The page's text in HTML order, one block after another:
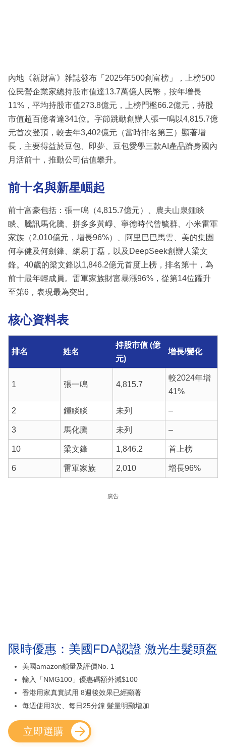
內地《新財富》雜誌發布「2025年500創富榜」，上榜500
位民營企業家總持股市值達13.7萬億人民幣，按年增長
11%，平均持股市值273.8億元，上榜門檻66.2億元，持股
市值超百億者達341位。字節跳動創辦人張一鳴以4,815.7億
元首次登頂，較去年3,402億元（當時排名第三）顯著增
長，主要得益於豆包、即夢、豆包愛學三款AI產品躋身國內
月活前十，推動公司估值攀升。
前十名與新星崛起
前十富豪包括：張一鳴（4,815.7億元）、農夫山泉鍾睒
睒、騰訊馬化騰、拼多多黃崢、寧德時代曾毓群、小米雷軍
家族（2,010億元，增長96%）、阿里巴巴馬雲、美的集團
何享健及何劍鋒、網易丁磊，以及DeepSeek創辦人梁文
鋒。40歲的梁文鋒以1,846.2億元首度上榜，排名第十，為
前十最年輕成員。雷軍家族財富暴漲96%，從第14位躍升
至第6，表現最為突出。
核心資料表
排名 姓名
持股市值 (億
元)
增長/變化
1 張一鳴 4,815.7
較2024年增
41%
2 鍾睒睒 未列 –
3 馬化騰 未列 –
10 梁文鋒 1,846.2 首上榜
6 雷軍家族 2,010 增長96%
廣告
限時優惠：美國FDA認證 激光生髮頭盔
美國amazon鎖量及評價No. 1
輸入「NMG100」優惠碼額外減$100
香港用家真實試用 8週後效果已經顯著
每週使用3次、每日25分鐘 髮量明顯增加
立即選購